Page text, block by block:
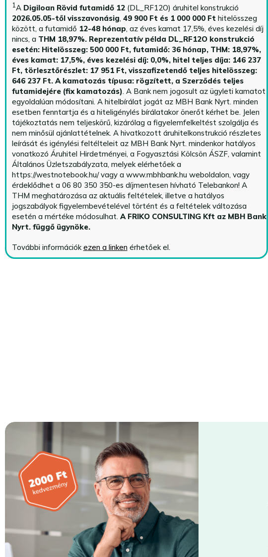
1A Digiloan Rövid futamidő 12(DL_RF12O) áruhitel konstrukció
2026.05.05-től visszavonásig, 49 900 Ft és 1 000 000 Ft hitelösszeg
között, a futamidő 12-48 hónap, az éves kamat 17,5%, éves kezelési díj
nincs, a THM 18,97%. Reprezentatív példa DL_RF12O konstrukció
esetén: Hitelösszeg: 500 000 Ft, futamidő: 36 hónap, THM: 18,97%,
éves kamat: 17,5%, éves kezelési díj: 0,0%, hitel teljes díja: 146 237
Ft, törlesztőrészlet: 17 951 Ft, visszafizetendő teljes hitelösszeg:
646 237 Ft. A kamatozás típusa: rögzített, a Szerződés teljes
futamidejére (fix kamatozás). A Bank nem jogosult az ügyleti kamatot
egyoldalúan módosítani. A hitelbírálat jogát az MBH Bank Nyrt. minden
esetben fenntartja és a hiteligénylés bírálatakor önerőt kérhet be. Jelen
tájékoztatás nem teljeskörű, kizárólag a figyelemfelkeltést szolgálja és
nem minősül ajánlattételnek. A hivatkozott áruhitelkonstrukció részletes
leírását és igénylési feltélteleit az MBH Bank Nyrt. mindenkor hatályos
vonatkozó Áruhitel Hirdetményei, a Fogyasztási Kölcsön ÁSZF, valamint
Általános Üzletszabályzata, melyek elérhetőek a
https://westnotebook.hu/vagy a www.mbhbank.hu weboldalon, vagy
érdeklődhet a 06 80 350 350-es díjmentesen hívható Telebankon! A
THM meghatározása az aktuális feltételek, illetve a hatályos
jogszabályok figyelembevételével történt és a feltételek változása
esetén a mértéke módosulhat. A FRIKO CONSULTING Kft az MBH Bank
Nyrt. függő ügynöke.
További információk ezen a linkenérhetőek el.